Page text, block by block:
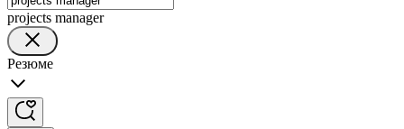
projects manager
Резюме